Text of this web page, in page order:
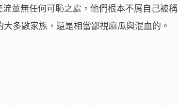
並無任何可恥之處，他們根本不屑自己被稱
多數家族，還是相當鄙視麻瓜與混血的。